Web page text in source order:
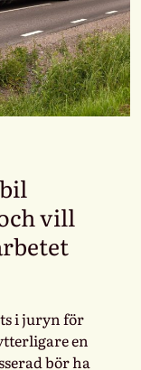
vill
i juryn för
en
bör ha